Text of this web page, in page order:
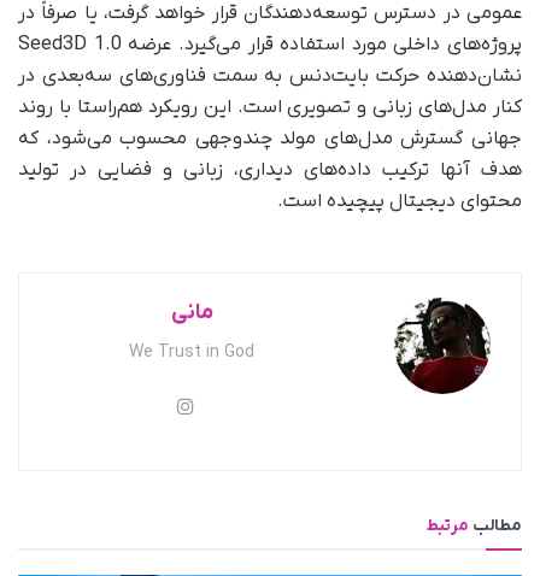
عمومی در دسترس توسعه‌دهندگان قرار خواهد گرفت، یا صرفاً در
پروژه‌های داخلی مورد استفاده قرار می‌گیرد. عرضه Seed3D 1.0
نشان‌دهنده حرکت بایت‌دنس به سمت فناوری‌های سه‌بعدی در
کنار مدل‌های زبانی و تصویری است. این رویکرد هم‌راستا با روند
جهانی گسترش مدل‌های مولد چندوجهی محسوب می‌شود، که
هدف آنها ترکیب داده‌های دیداری، زبانی و فضایی در تولید
محتوای دیجیتال پیچیده است.
مانی
We Trust in God
مطالب مرتبط